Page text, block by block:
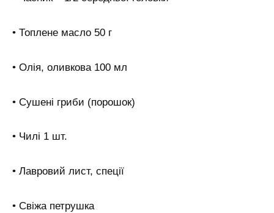
• Топлене масло 50 г
• Олія, оливкова 100 мл
• Сушені гриби (порошок)
• Чилі 1 шт.
• Лавровий лист, спеції
• Свіжа петрушка